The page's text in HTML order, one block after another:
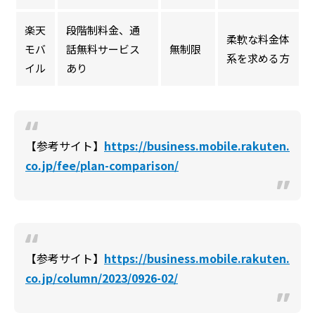
楽天
モバ
イル
段階制料金、通
話無料サービス
あり
無制限
柔軟な料金体
系を求める方
【参考サイト】 https://business.mobile.rakuten.
co.jp/fee/plan-comparison/
【参考サイト】 https://business.mobile.rakuten.
co.jp/column/2023/0926-02/